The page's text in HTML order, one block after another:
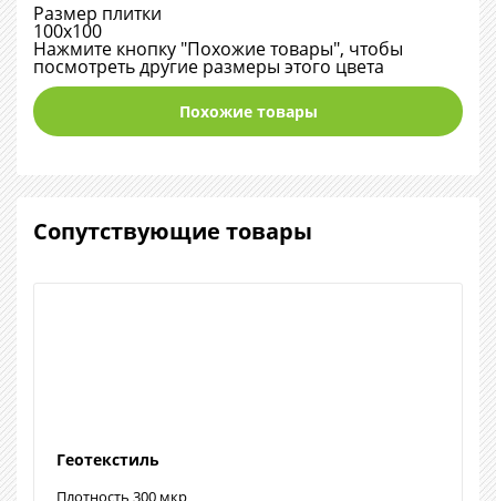
Размер плитки
100х100
Нажмите кнопку "Похожие товары", чтобы
посмотреть другие размеры этого цвета
Похожие товары
Сопутствующие товары
Геотекстиль
Плотность 300 мкр